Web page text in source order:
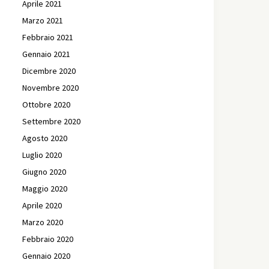
Aprile 2021
Marzo 2021
Febbraio 2021
Gennaio 2021
Dicembre 2020
Novembre 2020
Ottobre 2020
Settembre 2020
Agosto 2020
Luglio 2020
Giugno 2020
Maggio 2020
Aprile 2020
Marzo 2020
Febbraio 2020
Gennaio 2020